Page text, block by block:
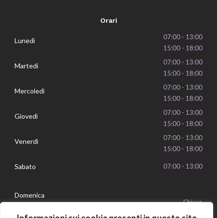
Orari
Lunedì
07:00 - 13:00
15:00 - 18:00
Martedì
07:00 - 13:00
15:00 - 18:00
Mercoledì
07:00 - 13:00
15:00 - 18:00
Giovedì
07:00 - 13:00
15:00 - 18:00
Venerdì
07:00 - 13:00
15:00 - 18:00
Sabato 07:00 - 13:00
Domenica
Chiuso